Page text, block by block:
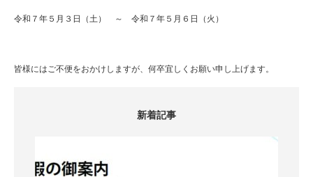
令和７年５月３日（土） ～ 令和７年５月６日（火）
皆様にはご不便をおかけしますが、何卒宜しくお願い申し上げます。
新着記事